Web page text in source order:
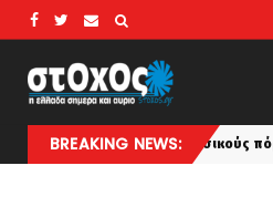
BREAKING NEWS:
και φυσικούς πόρους στη Σελήνη